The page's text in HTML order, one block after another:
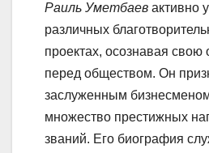
Раиль Уметбаев активно
различных
проектах, осознавая свою
перед обществом. Он
заслуженным
множество престижных
званий. Его биография